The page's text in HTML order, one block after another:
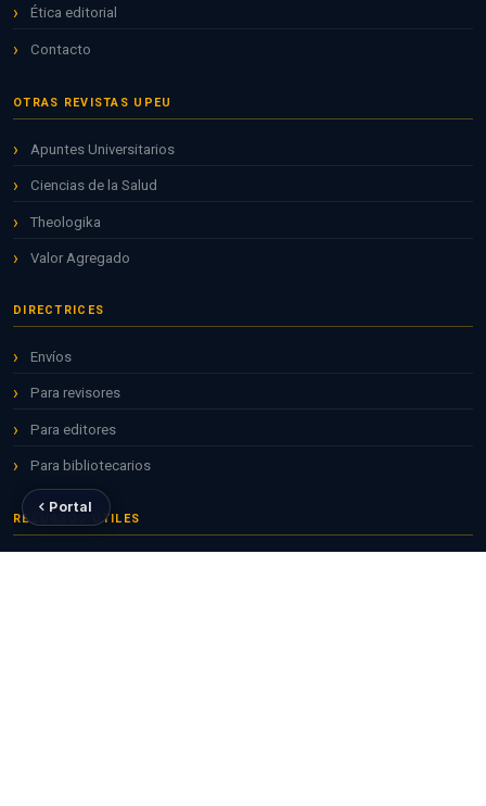
Portal
Ética editorial
Contacto
OTRAS REVISTAS UPEU
Apuntes Universitarios
Ciencias de la Salud
Theologika
Valor Agregado
DIRECTRICES
Envíos
Para revisores
Para editores
Para bibliotecarios
RECURSOS ÚTILES